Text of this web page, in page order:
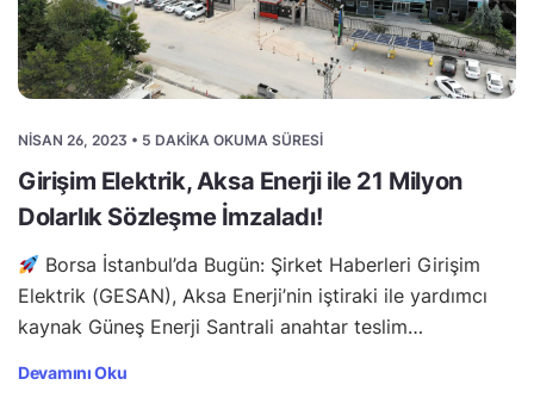
NISAN 26, 2023 • 5 DAKIKA OKUMA SÜRESI
Girişim Elektrik, Aksa Enerji ile 21 Milyon
Dolarlık Sözleşme İmzaladı!
Borsa İstanbul’da Bugün: Şirket Haberleri Girişim
Elektrik (GESAN), Aksa Enerji’nin iştiraki ile yardımcı
kaynak Güneş Enerji Santrali anahtar teslim…
Devamını Oku